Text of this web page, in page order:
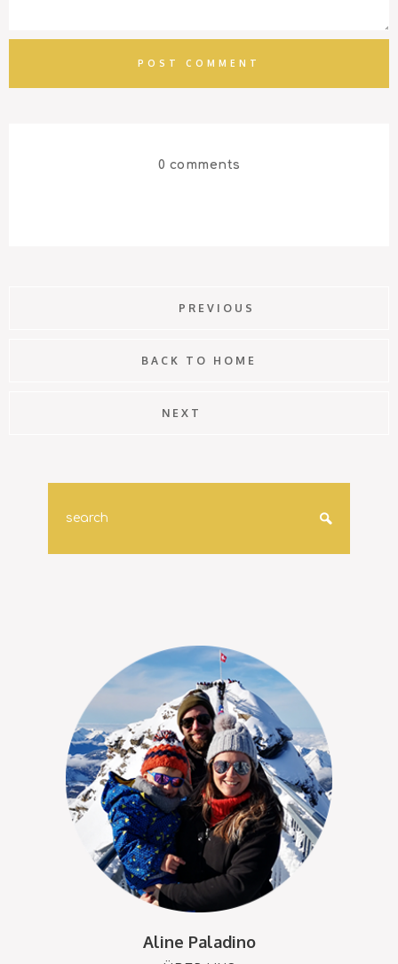
0 comments
PREVIOUS
BACK TO HOME
NEXT
Aline Paladino